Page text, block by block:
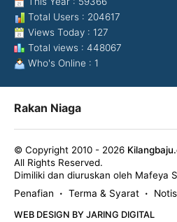
Total Users : 204617
Views Today : 127
Total views : 448067
Who's Online : 1
Rakan Niaga
© Copyright 2010 - 2026
All Rights Reserved.
Dimiliki dan diuruskan oleh Mafeya
Penafian
• Terma & Syarat •
WEB DESIGN BY JARING DIGITAL